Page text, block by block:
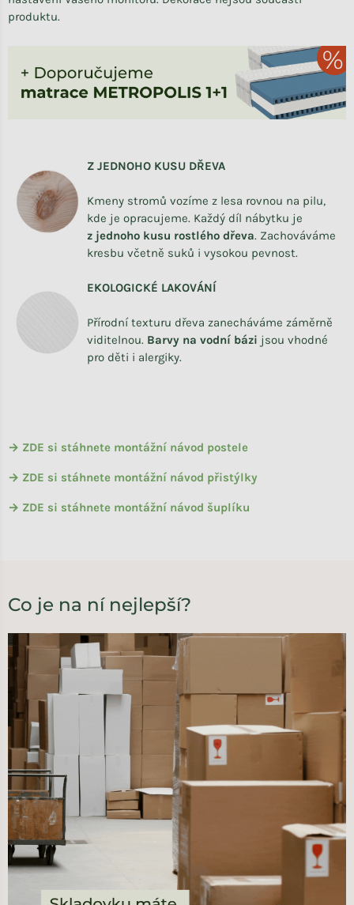
Co je na ní nejlepší?
produktu.
Z JEDNOHO KUSU DŘEVA
Kmeny stromů vozíme z lesa rovnou na pilu,
kde je opracujeme. Každý díl nábytku je
z jednoho kusu rostlého dřeva. Zachováváme
kresbu včetně suků i vysokou pevnost.
EKOLOGICKÉ LAKOVÁNÍ
Přírodní texturu dřeva zanecháváme záměrně
viditelnou. Barvy na vodní bázi jsou vhodné
pro děti i alergiky.
→ ZDE si stáhnete montážní návod postele
→ ZDE si stáhnete montážní návod přistýlky
→ ZDE si stáhnete montážní návod šuplíku